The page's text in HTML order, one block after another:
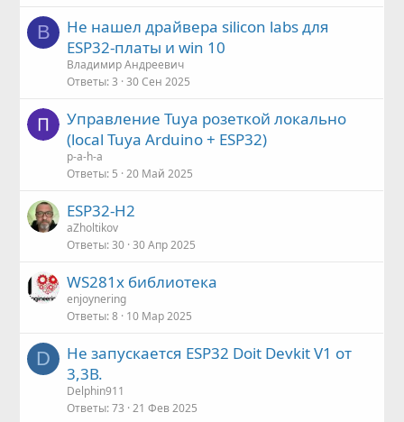
В
Не нашел драйвера silicon labs для
ESP32-платы и win 10
Владимир Андреевич
Ответы 3 30 Сен 2025
Управление Tuya розеткой локально
(local Tuya Arduino + ESP32)
p-a-h-a
Ответы 5 20 Май 2025
ESP32-H2
aZholtikov
Ответы 30 30 Апр 2025
WS281x библиотека
enjoynering
Ответы 8 10 Мар 2025
D
Не запускается ESP32 Doit Devkit V1 от
3,3В.
Delphin911
Ответы 73 21 Фев 2025